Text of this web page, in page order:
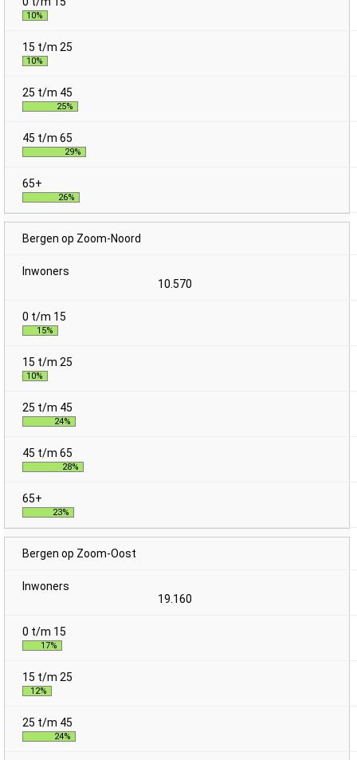
10%
10%
25%
29%
26%
Bergen op Zoom-Noord
10.570
15%
10%
24%
28%
23%
Bergen op Zoom-Oost
19.160
17%
12%
24%